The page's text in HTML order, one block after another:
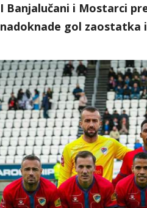
I Banjalučani i Mostarci
nadoknade gol zaostatka